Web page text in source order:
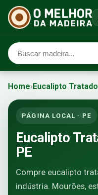
Home›Eucalipto Tratado
PÁGINA LOCAL · PE
Eucalipto
PE
Compre eucalipto
indústria. Mourões,